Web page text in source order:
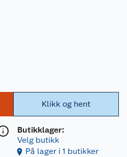
Klikk og hent
Butikklager:
Velg butikk
På lager i 1 butikker